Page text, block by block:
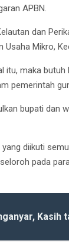
APBN.
dan
Usaha Mikro,
itu, maka
pemerintah
bupati dan
diikuti
pada
Kasih